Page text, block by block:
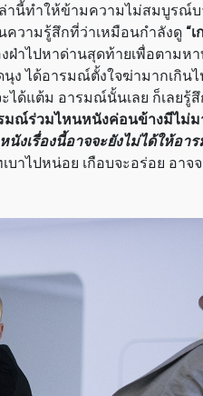
านี้ทำให้ข้ามความไม่สมบูรณ์บ
ความรู้สึกที่ว่าเหมือนกำลังดู “เ
ฝ่าไปหาด่านสุดท้ายเพื่อตามห
ง ได้อารมณ์ตั้งใจฆ่ามากเกิน
ได้แต้ม อารมณ์นั้นเลย ก็เลยรู้
มณ์ร่วมไหนหนังค่อนข้างมีไม่ม
งเรื่องนี้อาจจะยังไม่ได้ให้อ
าไปหน่อย เกือบจะอร่อย อาจ